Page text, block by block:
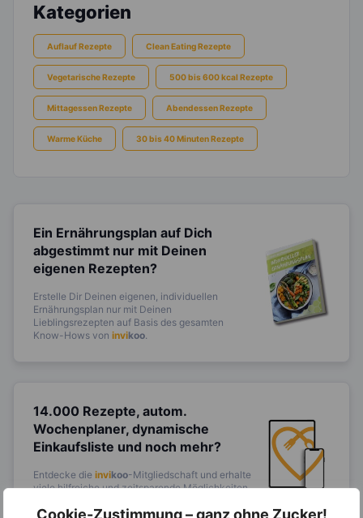
Cookie-Zustimmung – ganz ohne Zucker!
Kategorien
Auflauf Rezepte Clean Eating Rezepte
Vegetarische Rezepte 500 bis 600 kcal Rezepte
Mittagessen Rezepte Abendessen Rezepte
Warme Küche 30 bis 40 Minuten Rezepte
Ein Ernährungsplan auf Dich
abgestimmt nur mit Deinen
eigenen Rezepten?
Erstelle Dir Deinen eigenen, individuellen
Ernährungsplan nur mit Deinen
Lieblingsrezepten auf Basis des gesamten
Know-Hows von invikoo
14.000 Rezepte, autom.
Wochenplaner, dynamische
Einkaufsliste und noch mehr?
Entdecke die invikoo-Mitgliedschaft und erhalte
viele hilfreiche und zeitsparende Möglichkeiten,